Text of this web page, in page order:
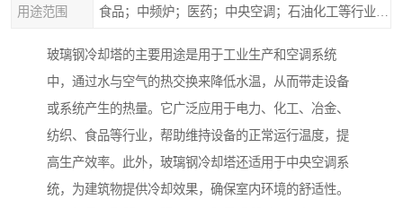
用途范围
玻璃钢冷却塔的主要用途是用于工业生产和空调系统
中，通过水与空气的热交换来降低水温，从而带走设备
或系统产生的热量。它广泛应用于电力、化工、冶金、
纺织、食品等行业，帮助维持设备的正常运行温度，提
高生产效率。此外，玻璃钢冷却塔还适用于中央空调系
统，为建筑物提供冷却效果，确保室内环境的舒适性。